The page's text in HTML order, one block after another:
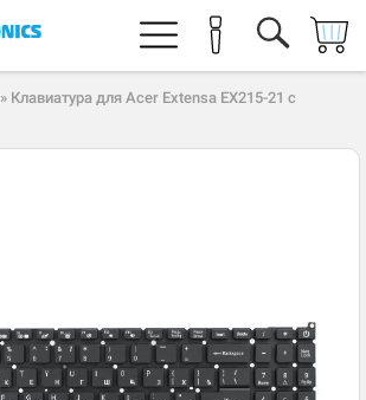
» Клавиатура для Acer Extensa EX215-21 с